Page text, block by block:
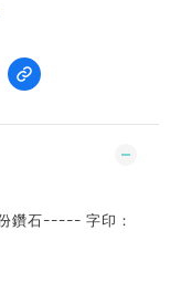
鑽石----- 字印：